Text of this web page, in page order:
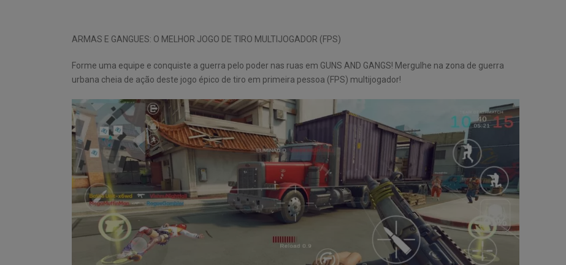
ARMAS E GANGUES: O MELHOR JOGO DE TIRO MULTIJOGADOR (FPS)
Forme uma equipe e conquiste a guerra pelo poder nas ruas em GUNS AND GANGS! Mergulhe na zona de guerra
urbana cheia de ação deste jogo épico de tiro em primeira pessoa (FPS) multijogador!